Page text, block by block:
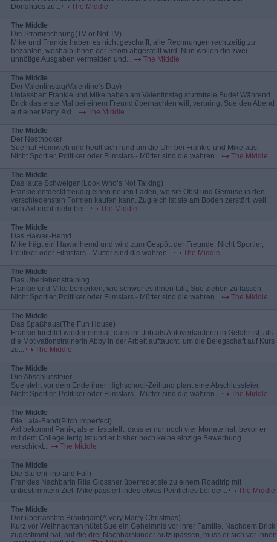
Donahues zu...
The Middle
The Middle
Die Stromrechnung(TV or Not TV)
Mike und Frankie haben es nicht geschafft, alle Rechnungen rechtzeitig zu
bezahlen, weshalb ihnen der Strom abgestellt wird. Nun wollen die zwei
unnötige Ausgaben vermeiden und...
The Middle
The Middle
Der Valentinstag(Valentine‘s Day)
Unfassbar: Frankie und Mike haben am Valentinstag sturmfreie Bude! Während
Brick das erste Mal bei einem Freund übernachten will, verbringt Sue den Abend
auf einer Party. Axl...
The Middle
The Middle
Der Nesthocker
Sue hat Heimweh und heult sich rund um die Uhr bei Frankie und Mike aus.
Nicht Sportler, Politiker oder Filmstars - Mütter sind die wahren...
The Middle
The Middle
Das laute Schweigen(Look Who‘s Not Talking)
Frankie entdeckt freudig einen neuen Laden, wo sie Obst und Gemüse in den
verschiedensten Formen kaufen kann. Zugleich ist sie am Boden zerstört, weil
sich Axl nicht mehr bei...
The Middle
The Middle
Das Hawaii-Hemd
Mike trägt ein Hawaiihemd und wird zum Gespött der Freunde. Nicht Sportler,
Politiker oder Filmstars - Mütter sind die wahren...
The Middle
The Middle
Das Überlebenstraining
Frankie und Mike bemerken, wie schwer es ihnen fällt, Sue ziehen zu lassen.
Nicht Sportler, Politiker oder Filmstars - Mütter sind die wahren...
The Middle
The Middle
Das Spaßhaus(The Fun House)
Frankie fürchtet wieder einmal, dass ihr Job als Autoverkäuferin in Gefahr ist, als
die Motivationstrainerin Abby in der Arbeit auftaucht, um die Belegschaft auf Kurs
zu...
The Middle
The Middle
Die Abschlussfeier
Sue steht vor dem Ende ihrer Highschool-Zeit und plant eine Abschlussfeier.
Nicht Sportler, Politiker oder Filmstars - Mütter sind die wahren...
The Middle
The Middle
Die Lala-Band(Pitch Imperfect)
Axl bekommt Panik, als er feststellt, dass er nur noch vier Monate hat, bevor er
mit dem College fertig ist und er bisher noch keine einzige Bewerbung
verschickt...
The Middle
The Middle
Die Stufen(Trip and Fall)
Frankies Nachbarin Rita Glossner überredet sie zu einem Roadtrip mit
unbestimmtem Ziel. Mike passiert indes etwas Peinliches bei der...
The Middle
The Middle
Der überraschte Bräutigam(A Very Marry Christmas)
Kurz vor Weihnachten hütet Sue ein Geheimnis vor ihrer Familie. Nachdem Brick
zugestimmt hat, auf die drei Nachbarskinder aufzupassen, muss er sich vor ihnen